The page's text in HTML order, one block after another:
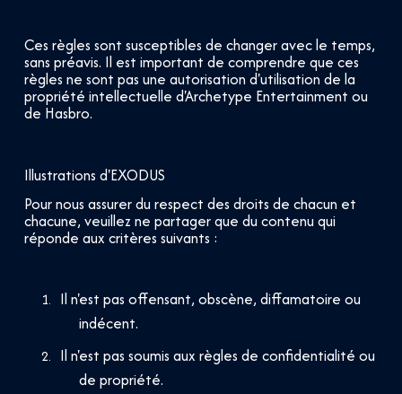
Ces règles sont susceptibles de changer avec le temps,
sans préavis. Il est important de comprendre que ces
règles ne sont pas une autorisation d'utilisation de la
propriété intellectuelle d'Archetype Entertainment ou
de Hasbro.
Illustrations d'EXODUS
Pour nous assurer du respect des droits de chacun et
chacune, veuillez ne partager que du contenu qui
réponde aux critères suivants :
Il n'est pas offensant, obscène, diffamatoire ou
indécent.
Il n'est pas soumis aux règles de confidentialité ou
de propriété.